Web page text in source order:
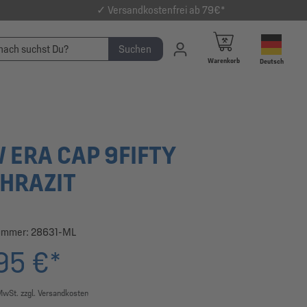
✓ Versandkostenfrei ab 79€*
Suchen
Warenkorb Deutsch
ERA CAP 9FIFTY
28631-ML
€*
zzgl. Versandkosten